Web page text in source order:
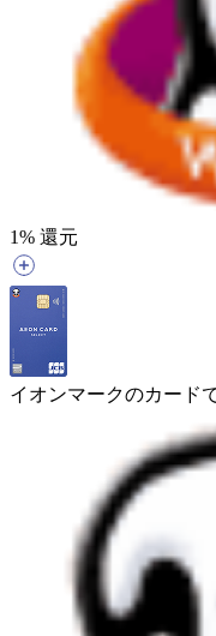
1% 還元
イオンマークのカード